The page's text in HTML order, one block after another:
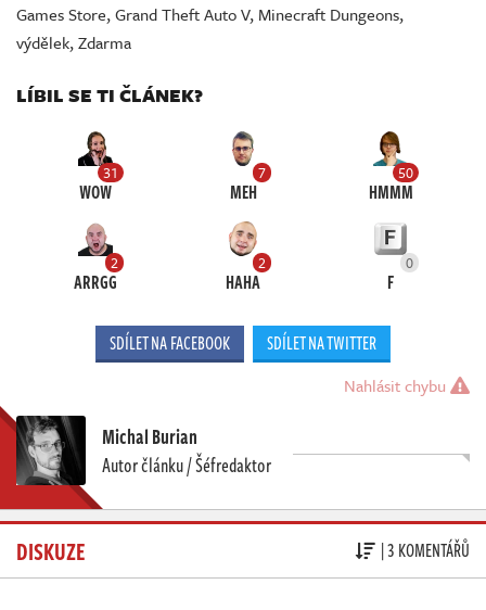
Games Store,Grand Theft Auto V, Minecraft Dungeons,
výdělek,Zdarma
LÍBIL SE TI ČLÁNEK?
31
WOW
7
MEH
50
HMMM
2
ARRGG
2
HAHA
0
F
SDÍLET NA FACEBOOK SDÍLET NA TWITTER
Nahlásit chybu
Michal Burian
Autor článku / Šéfredaktor
DISKUZE | 3 KOMENTÁŘŮ